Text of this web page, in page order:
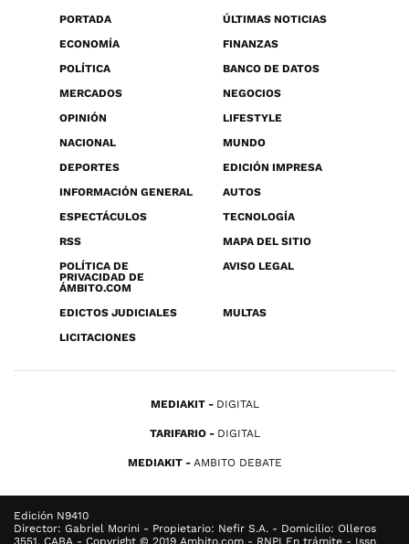
PORTADA
ÚLTIMAS NOTICIAS
ECONOMÍA
FINANZAS
POLÍTICA
BANCO DE DATOS
MERCADOS
NEGOCIOS
OPINIÓN
LIFESTYLE
NACIONAL
MUNDO
DEPORTES
EDICIÓN IMPRESA
INFORMACIÓN GENERAL
AUTOS
ESPECTÁCULOS
TECNOLOGÍA
RSS
MAPA DEL SITIO
POLÍTICA DE
PRIVACIDAD DE
ÁMBITO.COM
AVISO LEGAL
EDICTOS JUDICIALES
MULTAS
LICITACIONES
MEDIAKIT DIGITAL
TARIFARIO DIGITAL
MEDIAKIT AMBITO DEBATE
Edición N9410
Director: Gabriel Morini - Propietario: Nefir S.A. - Domicilio: Olleros